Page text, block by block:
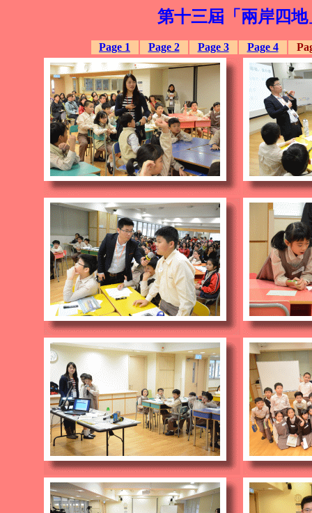
第十三屆「兩岸四
Page 1 Page 2 Page 3 Page 4